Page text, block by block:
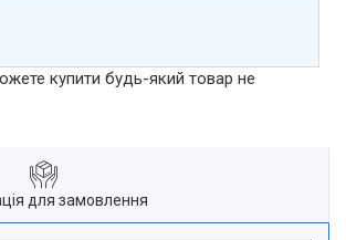
купити будь-який товар не
для замовлення